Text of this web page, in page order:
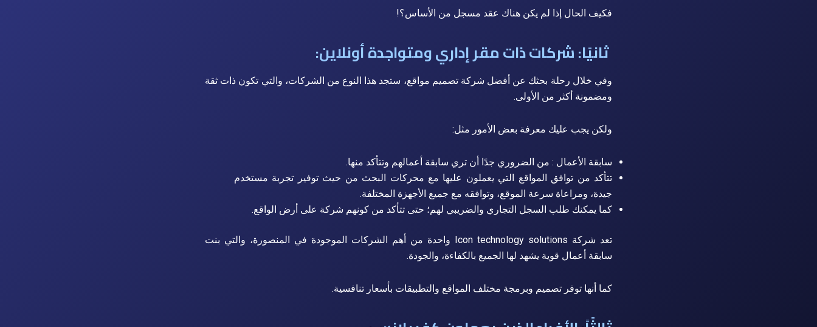
فكيف الحال إذا لم يكن هناك عقد مسجل من الأساس؟!
ثانيًا: شركات ذات مقر إداري ومتواجدة أونلاين:
وفي خلال رحلة بحثك عن أفضل شركة تصميم مواقع، ستجد هذا النوع من الشركات، والتي تكون ذات ثقة
ومضمونة أكثر من الأولى.
ولكن يجب عليك معرفة بعض الأمور مثل:
سابقة الأعمال : من الضروري جدًا أن تري سابقة أعمالهم وتتأكد منها.
تتأكد من توافق المواقع التي يعملون عليها مع محركات البحث من حيث توفير تجربة مستخدم
جيدة، ومراعاة سرعة الموقع، وتوافقه مع جميع الأجهزة المختلفة.
كما يمكنك طلب السجل التجاري والضريبي لهم؛ حتى تتأكد من كونهم شركة على أرض الواقع.
تعد شركة Icon technology solutions واحدة من أهم الشركات الموجودة في المنصورة، والتي بنت
سابقة أعمال قوية يشهد لها الجميع بالكفاءة، والجودة.
كما أنها توفر تصميم وبرمجة مختلف المواقع والتطبيقات بأسعار تنافسية.